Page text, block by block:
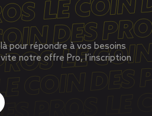
pour répondre à vos besoins
notre offre Pro, l’inscription